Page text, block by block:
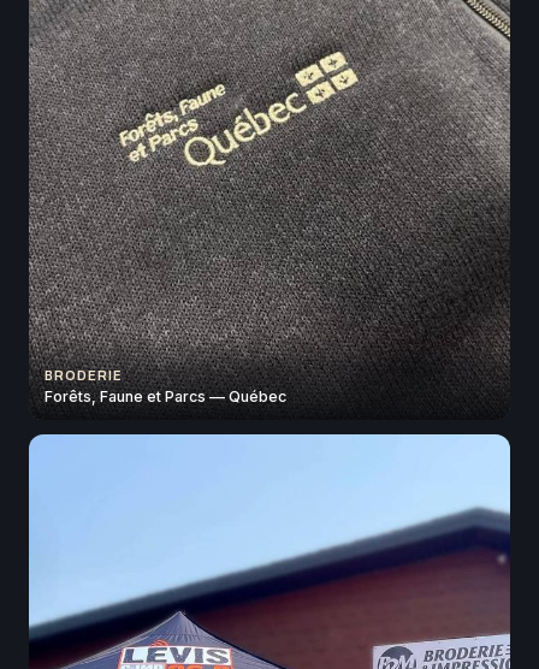
BRODERIE
Forêts, Faune et Parcs — Québec